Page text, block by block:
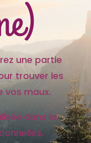
partie
trouver les
vos maux.
dans la